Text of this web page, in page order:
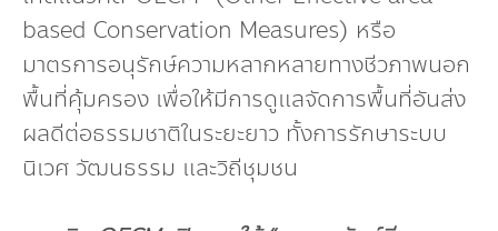
based Conservation Measures) หรือ
มาตรการอนุรักษ์ความหลากหลายทางชีวภาพนอก
พื้นที่คุ้มครอง เพื่อให้มีการดูแลจัดการพื้นที่อันส่ง
ผลดีต่อธรรมชาติในระยะยาว ทั้งการรักษาระบบ
นิเวศ วัฒนธรรม และวิถีชุมชน